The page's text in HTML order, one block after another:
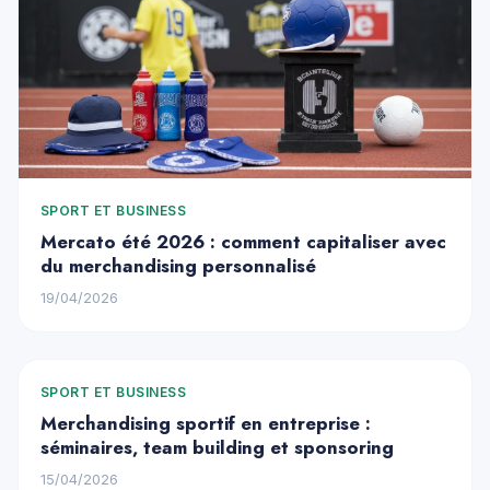
SPORT ET BUSINESS
Mercato été 2026 : comment capitaliser avec
du merchandising personnalisé
19/04/2026
SPORT ET BUSINESS
Merchandising sportif en entreprise :
séminaires, team building et sponsoring
15/04/2026